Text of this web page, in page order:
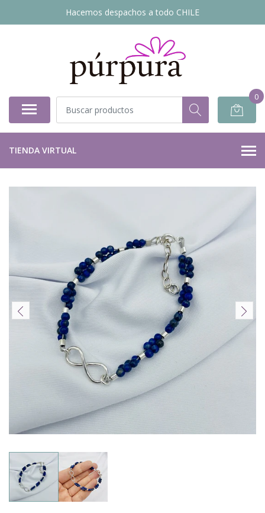
Hacemos despachos a todo CHILE
0
TIENDA VIRTUAL